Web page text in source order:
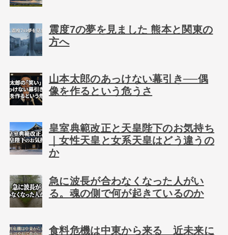
震度7の夢を見ました 熊本と関東の
方へ
山本太郎のあっけない幕引き──偶
像を作るという危うさ
皇室典範改正と天皇陛下のお気持ち
｜女性天皇と女系天皇はどう違うの
か
急に波長が合わなくなった人がい
る。魂の側で何が起きているのか
食料危機は中東から来る 近未来に